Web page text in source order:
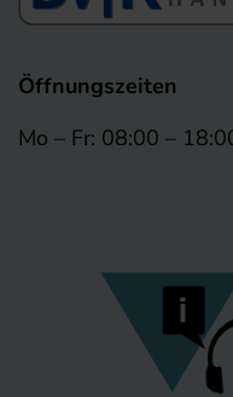
Öffnungszeiten
Mo – Fr: 08:00 –